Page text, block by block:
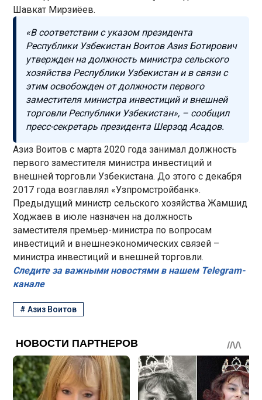
Шавкат Мирзиёев.
«В соответствии с указом президента
Республики Узбекистан Воитов Азиз Ботирович
утвержден на должность министра сельского
хозяйства Республики Узбекистан и в связи с
этим освобожден от должности первого
заместителя министра инвестиций и внешней
торговли Республики Узбекистан», – сообщил
пресс-секретарь президента Шерзод Асадов.
Азиз Воитов с марта 2020 года занимал должность
первого заместителя министра инвестиций и
внешней торговли Узбекистана. До этого с декабря
2017 года возглавлял «Узпромстройбанк».
Предыдущий министр сельского хозяйства Жамшид
Ходжаев в июле назначен на должность
заместителя премьер-министра по вопросам
инвестиций и внешнеэкономических связей –
министра инвестиций и внешней торговли.
Следите за важными новостями в нашем Telegram-
канале
#Азиз Воитов